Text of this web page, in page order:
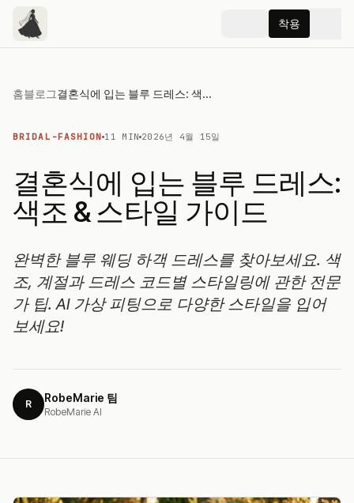
착용
홈블로그 결혼식에 입는 블루 드레스: 색조 & 스타일 가이드
BRIDAL-FASHION 11 MIN 2026년 4월 15일
결혼식에 입는 블루 드레스:
색조 & 스타일 가이드
완벽한 블루 웨딩 하객 드레스를 찾아보세요. 색
조, 계절과 드레스 코드별 스타일링에 관한 전문
가 팁. AI 가상 피팅으로 다양한 스타일을 입어
보세요!
R RobeMarie 팀
RobeMarie AI